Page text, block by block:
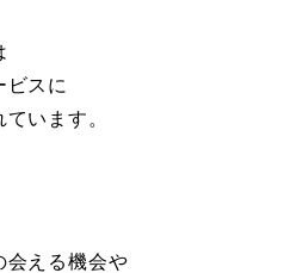
ビスに
います。
会える機会や